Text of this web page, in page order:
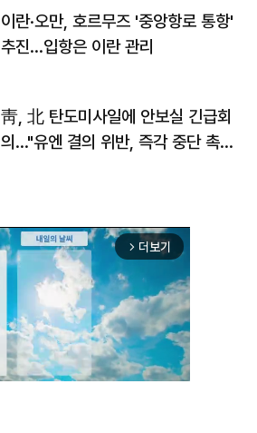
이란·오만, 호르무즈 '중앙항로 통항'
추진…입항은 이란 관리
靑, 北 탄도미사일에 안보실 긴급회
의…"유엔 결의 위반, 즉각 중단 촉
arrow_forward_ios 더보기